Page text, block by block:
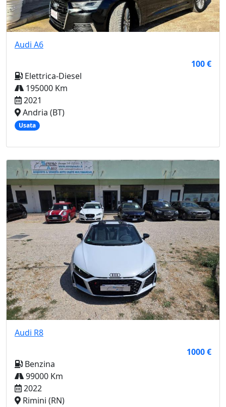
Audi A6
100 €
Elettrica-Diesel
195000 Km
2021
Andria (BT)
Usata
Audi R8
1000 €
Benzina
99000 Km
2022
Rimini (RN)